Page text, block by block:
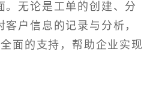
。无论是工单的创建、分
户信息的记录与分析，
面的支持，帮助企业实现